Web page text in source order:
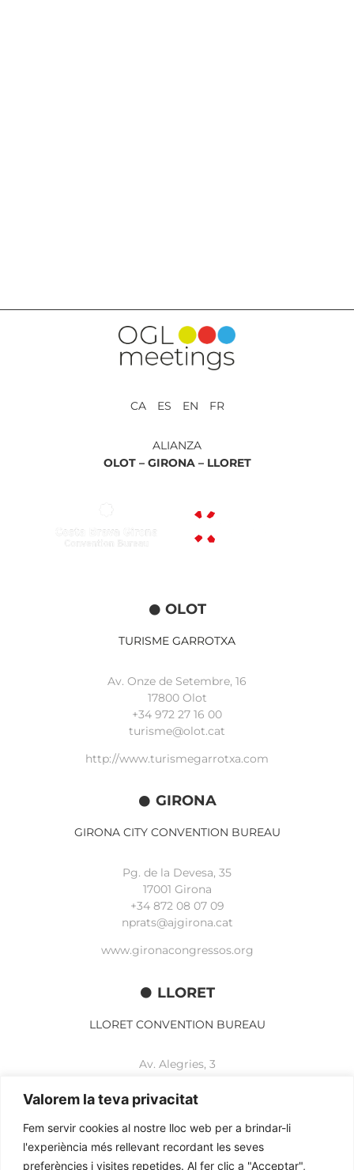
Valorem la teva privacitat
Fem servir cookies al nostre lloc web per a brindar-li
l'experiència més rellevant recordant les seves
preferències i visites repetides. Al fer clic a "Acceptar",
CA ES EN FR
ALIANZA
OLOT – GIRONA – LLORET
OLOT
TURISME GARROTXA
Av. Onze de Setembre, 16
17800 Olot
+34 972 27 16 00
turisme@olot.cat
http://www.turismegarrotxa.com
GIRONA
GIRONA CITY CONVENTION BUREAU
Pg. de la Devesa, 35
17001 Girona
+34 872 08 07 09
nprats@ajgirona.cat
www.gironacongressos.org
LLORET
LLORET CONVENTION BUREAU
Av. Alegries, 3
+34 972 365 788
www.lloretcb.org